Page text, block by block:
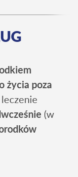
życia poza
(w